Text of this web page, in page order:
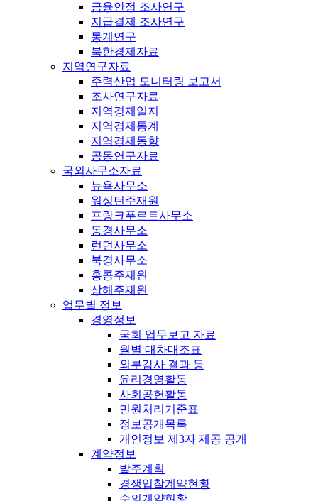
금융안정 조사연구
지급결제 조사연구
통계연구
북한경제자료
지역연구자료
주력산업 모니터링 보고서
조사연구자료
지역경제일지
지역경제통계
지역경제동향
공동연구자료
국외사무소자료
뉴욕사무소
워싱턴주재원
프랑크푸르트사무소
동경사무소
런던사무소
북경사무소
홍콩주재원
상해주재원
업무별 정보
경영정보
국회 업무보고 자료
월별 대차대조표
외부감사 결과 등
윤리경영활동
사회공헌활동
민원처리기준표
정보공개목록
개인정보 제3자 제공 공개
계약정보
발주계획
경쟁입찰계약현황